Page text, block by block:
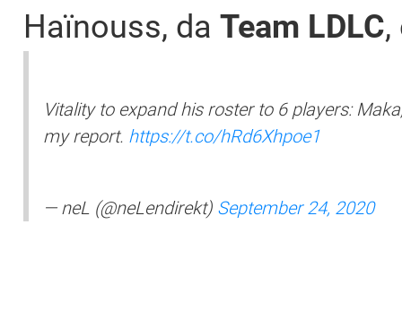
Haïnouss, da Team LDLC
Vitality to expand his roster to 6 players:
my report. https://t.co/hRd6Xhpoe1
— neL (@neLendirekt) September 24, 2020